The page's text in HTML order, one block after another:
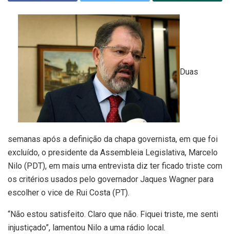
Duas
semanas após a definição da chapa governista, em que foi
excluído, o presidente da Assembleia Legislativa, Marcelo
Nilo (PDT), em mais uma entrevista diz ter ficado triste com
os critérios usados pelo governador Jaques Wagner para
escolher o vice de Rui Costa (PT).
“Não estou satisfeito. Claro que não. Fiquei triste, me senti
injustiçado”, lamentou Nilo a uma rádio local.